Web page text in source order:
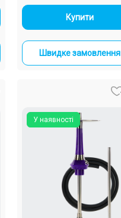
- +
Купити
Швидке замовлення
У наявності